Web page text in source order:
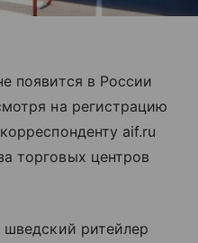
появится в России
на регистрацию
aif.ru
торговых центров
шведский ритейлер